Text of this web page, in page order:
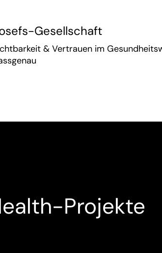
Gesellschaft
& Vertrauen im
Projekte